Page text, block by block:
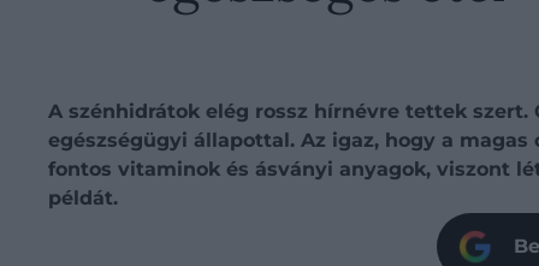
A szénhidrátok elég rossz hírnévre tettek szert.
egészségügyi állapottal. Az igaz, hogy a
fontos vitaminok és ásványi anyagok, viszont
példát.